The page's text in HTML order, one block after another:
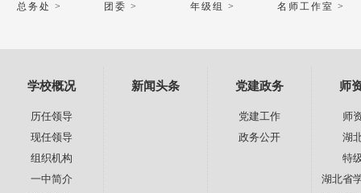
总务处 >
团委 > 年级组 > 名师工作室 >
学校概况
历任领导
现任领导
组织机构
一中简介
新闻头条 党建政务
党建工作
政务公开
师
师
湖
特
湖北省